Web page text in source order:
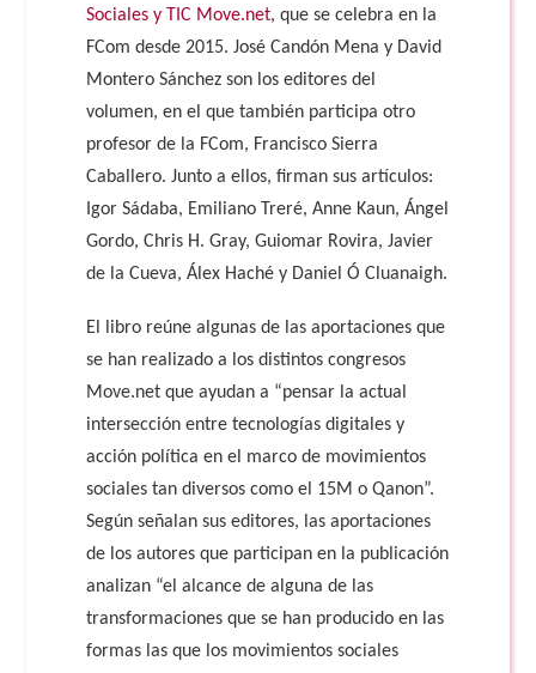
Sociales y TIC Move.net, que se celebra en la
FCom desde 2015. José Candón Mena y David
Montero Sánchez son los editores del
volumen, en el que también participa otro
profesor de la FCom, Francisco Sierra
Caballero. Junto a ellos, firman sus artículos:
Igor Sádaba, Emiliano Treré, Anne Kaun, Ángel
Gordo, Chris H. Gray, Guiomar Rovira, Javier
de la Cueva, Álex Haché y Daniel Ó Cluanaigh.
El libro reúne algunas de las aportaciones que
se han realizado a los distintos congresos
Move.net que ayudan a “pensar la actual
intersección entre tecnologías digitales y
acción política en el marco de movimientos
sociales tan diversos como el 15M o Qanon”.
Según señalan sus editores, las aportaciones
de los autores que participan en la publicación
analizan “el alcance de alguna de las
transformaciones que se han producido en las
formas las que los movimientos sociales